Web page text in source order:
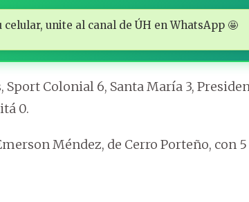
unite al canal de ÚH en WhatsApp 🤩
Colonial 6, Santa María 3,
0.
Méndez, de Cerro Porteño, con